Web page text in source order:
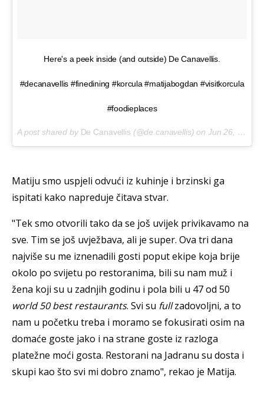
Here's a peek inside (and outside) De Canavellis.
#decanavellis #finedining #korcula #matijabogdan #visitkorcula
#foodieplaces
A post shared by De Canavellis (@de.canavellis) on Jun 26, 2018 at 10:53am PDT
Matiju smo uspjeli odvući iz kuhinje i brzinski ga
ispitati kako napreduje čitava stvar.
"Tek smo otvorili tako da se još uvijek privikavamo na
sve. Tim se još uvježbava, ali je super. Ova tri dana
najviše su me iznenadili gosti poput ekipe koja brije
okolo po svijetu po restoranima, bili su nam muž i
žena koji su u zadnjih godinu i pola bili u 47 od 50
world 50 best restaurants. Svi su fullzadovoljni, a to
nam u početku treba i moramo se fokusirati osim na
domaće goste jako i na strane goste iz razloga
platežne moći gosta. Restorani na Jadranu su dosta i
skupi kao što svi mi dobro znamo", rekao je Matija.